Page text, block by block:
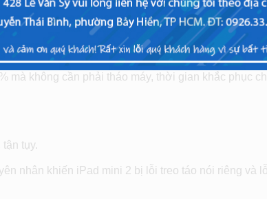
táo tốt nhất dành cho bạn.
kinh nghiệm và kiến thức có thể khắc phục mọi lỗi
mà không cần phải tháo máy, thời gian khắc phục
tụy.
nhân khiến iPad mini 2 bị lỗi treo táo nói riêng và